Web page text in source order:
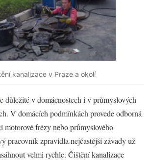
kanalizace v Praze a okolí
důležité v domácnostech i v průmyslových
V domácích podmínkách provede odborná
motorové frézy nebo průmyslového
pracovník zpravidla nejčastější závady už
velmi rychle. Čištění kanalizace